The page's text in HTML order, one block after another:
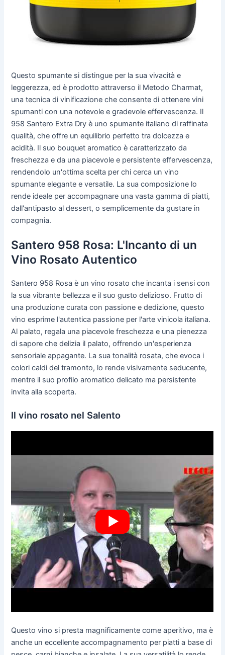
Questo spumante si distingue per la sua vivacità e
leggerezza, ed è prodotto attraverso il Metodo Charmat,
una tecnica di vinificazione che consente di ottenere vini
spumanti con una notevole e gradevole effervescenza. Il
958 Santero Extra Dry è uno spumante italiano di raffinata
qualità, che offre un equilibrio perfetto tra dolcezza e
acidità. Il suo bouquet aromatico è caratterizzato da
freschezza e da una piacevole e persistente effervescenza,
rendendolo un'ottima scelta per chi cerca un vino
spumante elegante e versatile. La sua composizione lo
rende ideale per accompagnare una vasta gamma di piatti,
dall'antipasto al dessert, o semplicemente da gustare in
compagnia.
Santero 958 Rosa: L'Incanto di un
Vino Rosato Autentico
Santero 958 Rosa è un vino rosato che incanta i sensi con
la sua vibrante bellezza e il suo gusto delizioso. Frutto di
una produzione curata con passione e dedizione, questo
vino esprime l'autentica passione per l'arte vinicola italiana.
Al palato, regala una piacevole freschezza e una pienezza
di sapore che delizia il palato, offrendo un'esperienza
sensoriale appagante. La sua tonalità rosata, che evoca i
colori caldi del tramonto, lo rende visivamente seducente,
mentre il suo profilo aromatico delicato ma persistente
invita alla scoperta.
Il vino rosato nel Salento
Questo vino si presta magnificamente come aperitivo, ma è
anche un eccellente accompagnamento per piatti a base di